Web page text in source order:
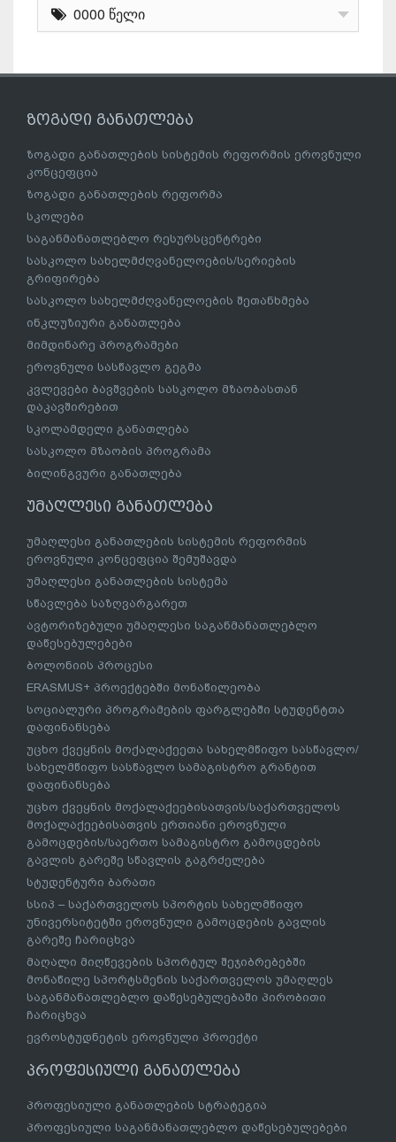
0000 წელი
ზოგადი განათლება
ზოგადი განათლების სისტემის რეფორმის ეროვნული
კონცეფცია
ზოგადი განათლების რეფორმა
სკოლები
საგანმანათლებლო რესურსცენტრები
სასკოლო სახელმძღვანელოების/სერიების
გრიფირება
სასკოლო სახელმძღვანელოების შეთანხმება
ინკლუზიური განათლება
მიმდინარე პროგრამები
ეროვნული სასწავლო გეგმა
კვლევები ბავშვების სასკოლო მზაობასთან
დაკავშირებით
სკოლამდელი განათლება
სასკოლო მზაობის პროგრამა
ბილინგვური განათლება
უმაღლესი განათლება
უმაღლესი განათლების სისტემის რეფორმის
ეროვნული კონცეფცია შემუშავდა
უმაღლესი განათლების სისტემა
სწავლება საზღვარგარეთ
ავტორიზებული უმაღლესი საგანმანათლებლო
დაწესებულებები
ბოლონიის პროცესი
ERASMUS+ პროექტებში მონაწილეობა
სოციალური პროგრამების ფარგლებში სტუდენტთა
დაფინანსება
უცხო ქვეყნის მოქალაქეეთა სახელმწიფო სასწავლო/
სახელმწიფო სასწავლო სამაგისტრო გრანტით
დაფინანსება
უცხო ქვეყნის მოქალაქეებისათვის/საქართველოს
მოქალაქეებისათვის ერთიანი ეროვნული
გამოცდების/საერთო სამაგისტრო გამოცდების
გავლის გარეშე სწავლის გაგრძელება
სტუდენტური ბარათი
სსიპ – საქართველოს სპორტის სახელმწიფო
უნივერსიტეტში ეროვნული გამოცდების გავლის
გარეშე ჩარიცხვა
მაღალი მიღწევების სპორტულ შეჯიბრებებში
მონაწილე სპორტსმენის საქართველოს უმაღლეს
საგანმანათლებლო დაწესებულებაში პირობითი
ჩარიცხვა
ევროსტუდნეტის ეროვნული პროექტი
პროფესიული განათლება
პროფესიული განათლების სტრატეგია
პროფესიული საგანმანათლებლო დაწესებულებები